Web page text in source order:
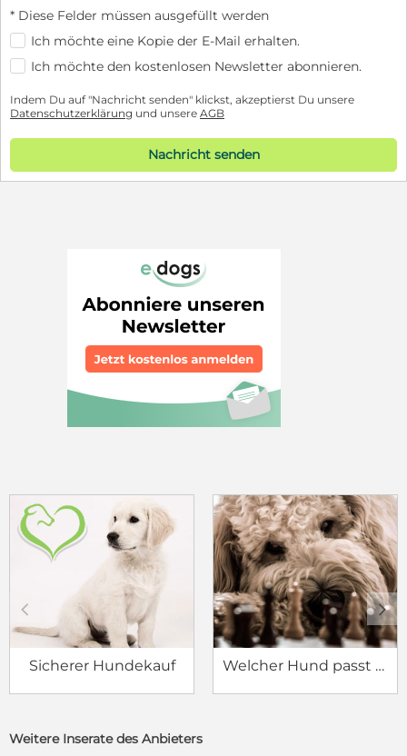
* Diese Felder müssen ausgefüllt werden
Ich möchte eine Kopie der E-Mail erhalten.
Ich möchte den kostenlosen Newsletter abonnieren.
Indem Du auf "Nachricht senden" klickst, akzeptierst Du unsere
Datenschutzerklärung und unsere AGB
Nachricht senden
Sicherer Hundekauf Welcher Hund passt zu mir?
c d
Weitere Inserate des Anbieters